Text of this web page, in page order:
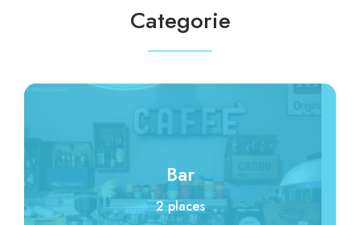
Categorie
Bar
2 places